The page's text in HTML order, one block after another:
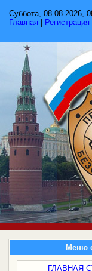
Суббота, 08.08.2026,
Главная
Регистрация
Меню
ГЛАВНАЯ